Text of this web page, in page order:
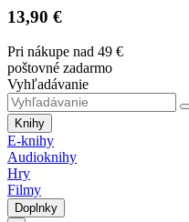
13,90 €
Pri nákupe nad 49 €
poštovné zadarmo
Vyhľadávanie
Knihy
E-knihy
Audioknihy
Hry
Filmy
Doplnky